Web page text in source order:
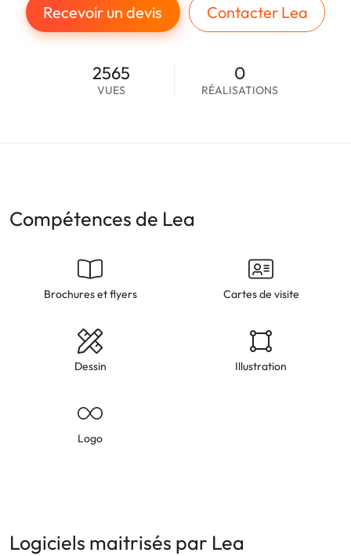
Recevoir un devis Contacter Lea
2565
VUES
0
RÉALISATIONS
Compétences de Lea
Brochures et flyers Cartes de visite
Dessin Illustration
Logo
Logiciels maitrisés par Lea